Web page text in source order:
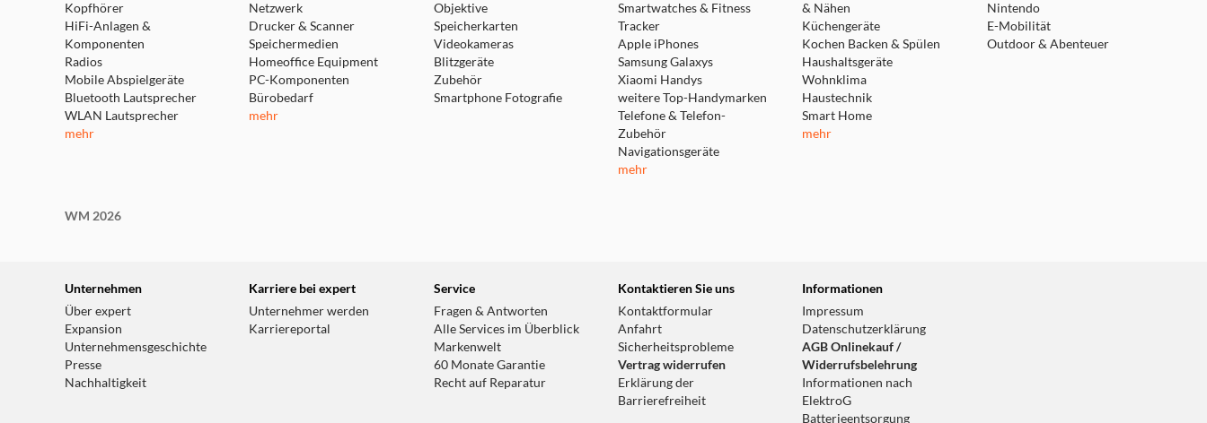
Kopfhörer
HiFi-Anlagen &
Komponenten
Radios
Mobile Abspielgeräte
Bluetooth Lautsprecher
WLAN Lautsprecher
mehr
Netzwerk
Drucker & Scanner
Speichermedien
Homeoffice Equipment
PC-Komponenten
Bürobedarf
mehr
Objektive
Speicherkarten
Videokameras
Blitzgeräte
Zubehör
Smartphone Fotografie
Smartwatches & Fitness
Tracker
Apple iPhones
Samsung Galaxys
Xiaomi Handys
weitere Top-Handymarken
Telefone & Telefon-
Zubehör
Navigationsgeräte
mehr
& Nähen
Küchengeräte
Kochen Backen & Spülen
Haushaltsgeräte
Wohnklima
Haustechnik
Smart Home
mehr
Nintendo
E-Mobilität
Outdoor & Abenteuer
WM 2026
Unternehmen
Über expert
Expansion
Unternehmensgeschichte
Presse
Nachhaltigkeit
Karriere bei expert
Unternehmer werden
Karriereportal
Service
Fragen & Antworten
Alle Services im Überblick
Markenwelt
60 Monate Garantie
Recht auf Reparatur
Kontaktieren Sie uns
Kontaktformular
Anfahrt
Sicherheitsprobleme
Vertrag widerrufen
Erklärung der
Barrierefreiheit
Informationen
Impressum
Datenschutzerklärung
AGB Onlinekauf /
Widerrufsbelehrung
Informationen nach
ElektroG
Batterieentsorgung